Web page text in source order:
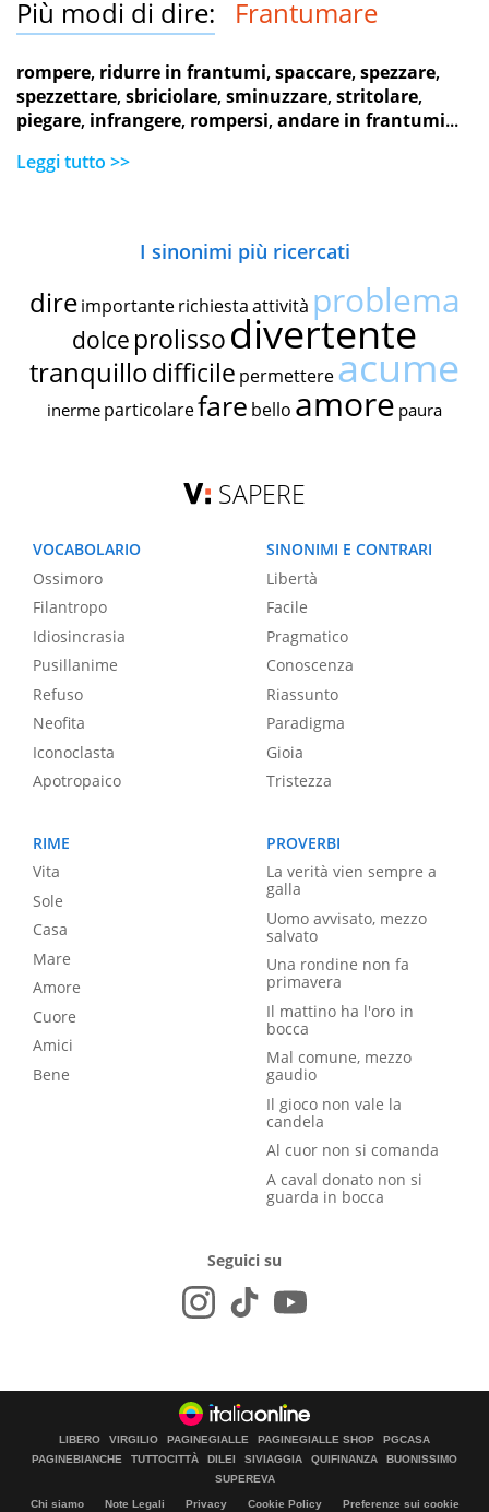
Più modi di dire: Frantumare
rompere, ridurre in frantumi,spaccare,spezzare,
spezzettare,sbriciolare,sminuzzare,stritolare,
piegare, infrangere, rompersi,andare in frantumi...
Leggi tutto >>
I sinonimi più ricercati
dire importante richiestaattività problema
dolce prolissodivertente
tranquillodifficile permettereacume
inerme particolarefare bello amore paura
SAPERE
VOCABOLARIO
Ossimoro
Filantropo
Idiosincrasia
Pusillanime
Refuso
Neofita
Iconoclasta
Apotropaico
SINONIMI E CONTRARI
Libertà
Facile
Pragmatico
Conoscenza
Riassunto
Paradigma
Gioia
Tristezza
RIME
Vita
Sole
Casa
Mare
Amore
Cuore
Amici
Bene
PROVERBI
La verità vien sempre a
galla
Uomo avvisato, mezzo
salvato
Una rondine non fa
primavera
Il mattino ha l'oro in
bocca
Mal comune, mezzo
gaudio
Il gioco non vale la
candela
Al cuor non si comanda
A caval donato non si
guarda in bocca
Seguici su
LIBERO VIRGILIO PAGINEGIALLE PAGINEGIALLE SHOP
PGCASA
PAGINEBIANCHE
TUTTOCITTÀ DILEI SIVIAGGIA QUIFINANZA
BUONISSIMO
SUPEREVA
Chi siamo Note Legali Privacy Cookie Policy Preferenze sui cookie